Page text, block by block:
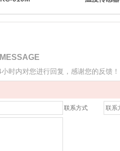
联系方式
时内对您进行回复，感谢您的反馈！